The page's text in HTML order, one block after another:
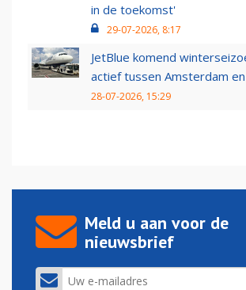
in de toekomst'
29-07-2026, 8:17
JetBlue komend
actief tussen Amsterdam
28-07-2026, 15:29
Meld u aan voor de
nieuwsbrief